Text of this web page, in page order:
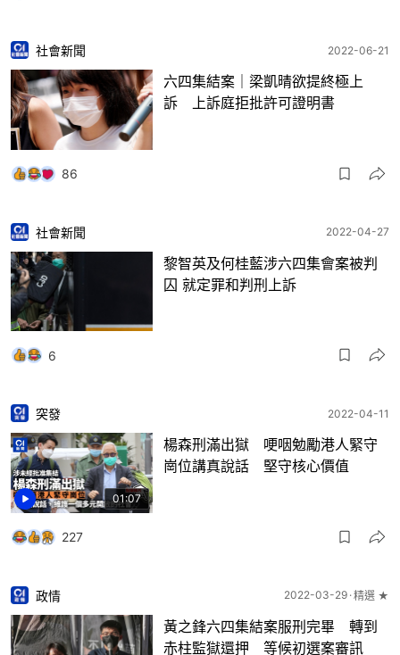
社會新聞 2022-06-21
六四集結案｜梁凱晴欲提終極上
訴 上訴庭拒批許可證明書
86
社會新聞 2022-04-27
黎智英及何桂藍涉六四集會案被判
囚 就定罪和判刑上訴
6
01:07
突發 2022-04-11
楊森刑滿出獄 哽咽勉勵港人緊守
崗位講真說話 堅守核心價值
227
政情 2022-03-29 精選 ★
黃之鋒六四集結案服刑完畢 轉到
赤柱監獄還押 等候初選案審訊